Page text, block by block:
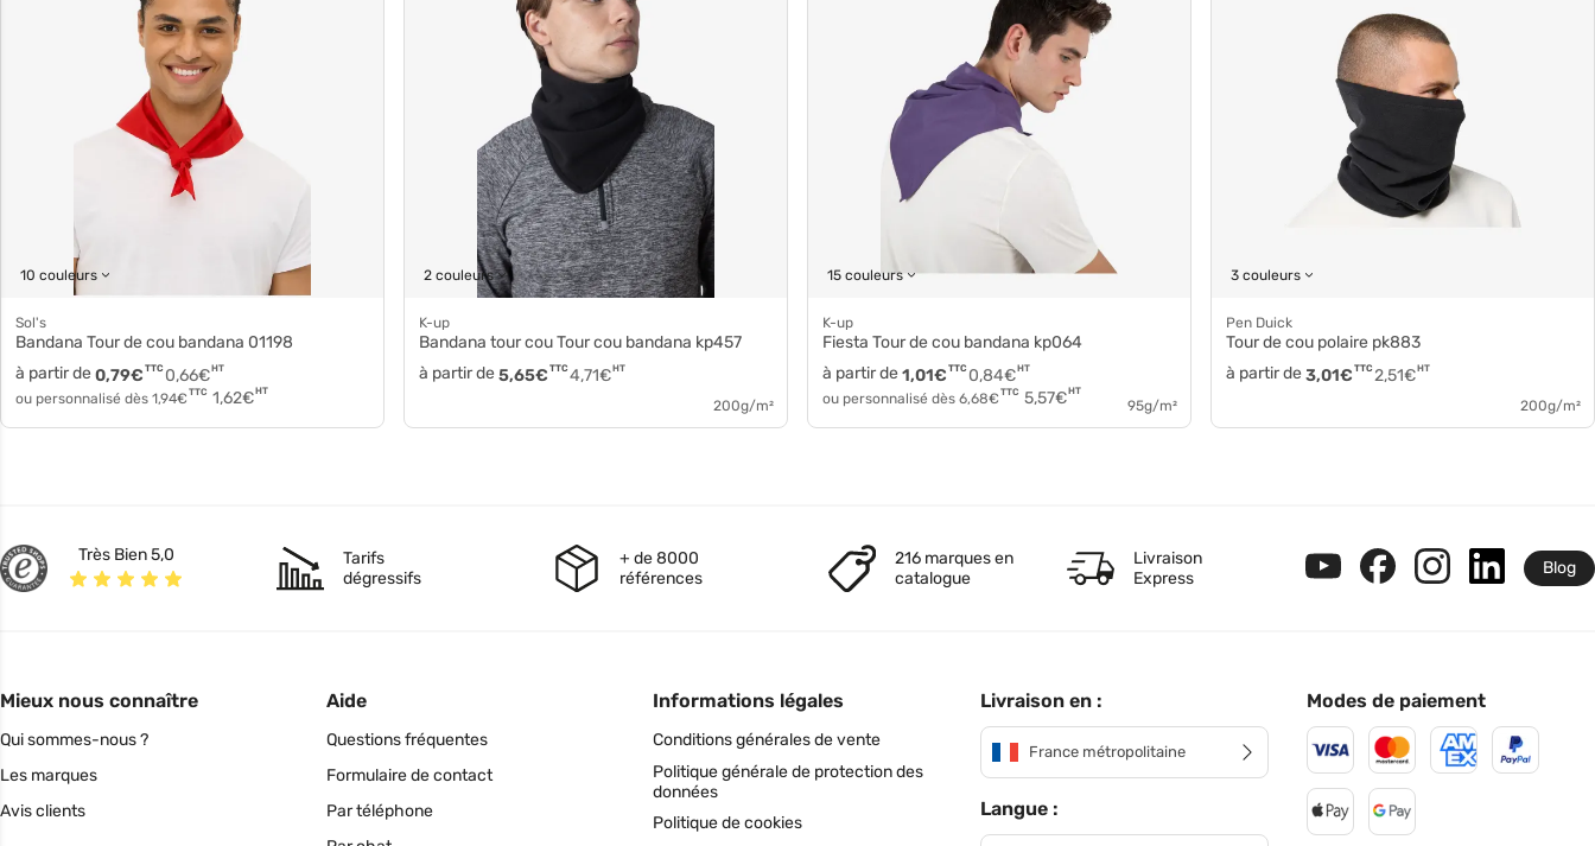
10 couleurs
Sol's
Bandana Tour de cou bandana 01198
à partir de
0,66€HT
0,79€ TTC
ou personnalisé dès 1,94€ TTC 1,62€HT
2 couleurs
K-up
Bandana tour cou Tour cou bandana kp457
à partir de
4,71€HT
5,65€ TTC
200g/m²
15 couleurs
K-up
Fiesta Tour de cou bandana kp064
à partir de
0,84€HT
1,01€ TTC
ou personnalisé dès 6,68€ TTC 5,57€HT
95g/m²
3 couleurs
Pen Duick
Tour de cou polaire pk883
à partir de
2,51€HT
3,01€ TTC
200g/m²
Très Bien 5,0
Tarifs
dégressifs
+ de 8000
références
216 marques en
catalogue
Livraison
Express
Blog
Mieux nous connaître
Qui sommes-nous ?
Les marques
Avis clients
Aide
Questions fréquentes
Formulaire de contact
Par téléphone
Informations légales
Conditions générales de vente
Politique générale de protection des
données
Politique de cookies
Livraison en :
France métropolitaine
Langue :
Modes de paiement